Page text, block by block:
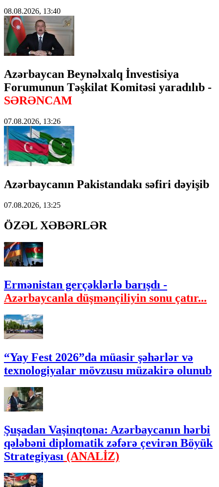
08.08.2026, 13:40
Azərbaycan Beynəlxalq İnvestisiya
Forumunun Təşkilat Komitəsi yaradılıb -
SƏRƏNCAM
07.08.2026, 13:26
Azərbaycanın Pakistandakı səfiri dəyişib
07.08.2026, 13:25
ÖZƏL XƏBƏRLƏR
Ermənistan gerçəklərlə barışdı -
Azərbaycanla düşmənçiliyin sonu çatır...
“Yay Fest 2026”da müasir şəhərlər və
texnologiyalar mövzusu müzakirə olunub
Şuşadan Vaşinqtona: Azərbaycanın hərbi
qələbəni diplomatik zəfərə çevirən Böyük
Strategiyası (ANALİZ)